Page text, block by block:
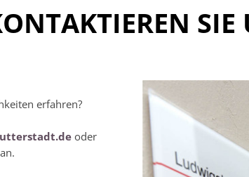
SIE
erfahren?
oder